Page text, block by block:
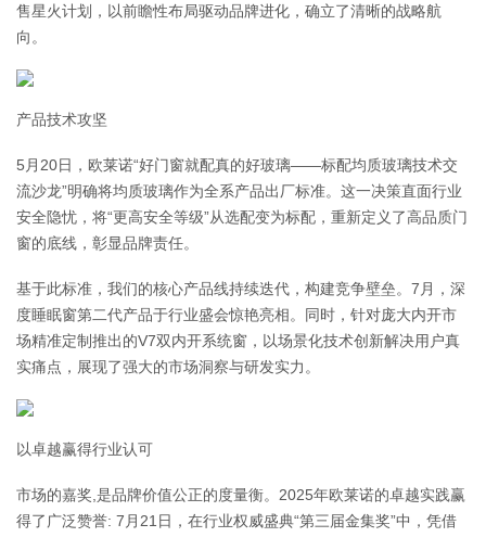
售星火计划，以前瞻性布局驱动品牌进化，确立了清晰的战略航
向。
产品技术攻坚
5月20日，欧莱诺“好门窗就配真的好玻璃——标配均质玻璃技术交
流沙龙”明确将均质玻璃作为全系产品出厂标准。这一决策直面行业
安全隐忧，将“更高安全等级”从选配变为标配，重新定义了高品质门
窗的底线，彰显品牌责任。
基于此标准，我们的核心产品线持续迭代，构建竞争壁垒。7月，深
度睡眠窗第二代产品于行业盛会惊艳亮相。同时，针对庞大内开市
场精准定制推出的V7双内开系统窗，以场景化技术创新解决用户真
实痛点，展现了强大的市场洞察与研发实力。
以卓越赢得行业认可
市场的嘉奖,是品牌价值公正的度量衡。2025年欧莱诺的卓越实践赢
得了广泛赞誉: 7月21日，在行业权威盛典“第三届金集奖”中，凭借